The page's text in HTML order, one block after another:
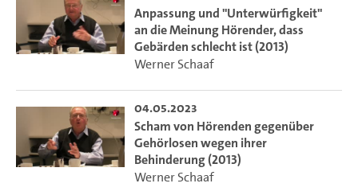
Anpassung und "Unterwürfigkeit"
an die Meinung Hörender, dass
Gebärden schlecht ist (2013)
Werner Schaaf
04.05.2023
Scham von Hörenden gegenüber
Gehörlosen wegen ihrer
Behinderung (2013)
Werner Schaaf